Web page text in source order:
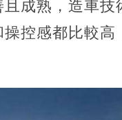
成熟，造車技
控感都比較高